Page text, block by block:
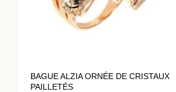
BAGUE ALZIA ORNÉE DE CRISTAUX
PAILLETÉS